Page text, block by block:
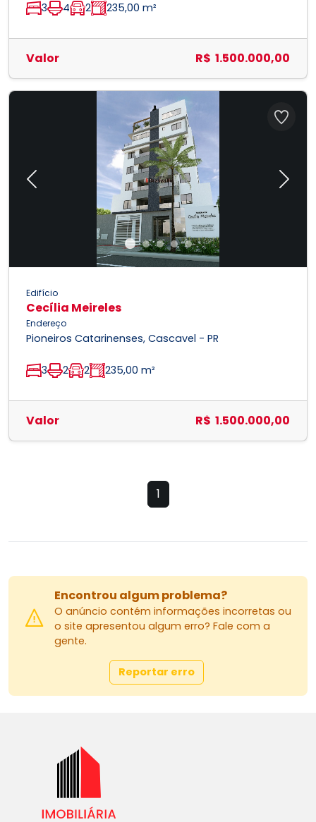
3 4 2 235,00 m²
Valor R$ 1.500.000,00
Previous Next
Edifício
Cecília Meireles
Endereço
Pioneiros Catarinenses, Cascavel - PR
3 2 2 235,00 m²
Valor R$ 1.500.000,00
1
Encontrou algum problema?
O anúncio contém informações incorretas ou
o site apresentou algum erro? Fale com a
gente.
Reportar erro